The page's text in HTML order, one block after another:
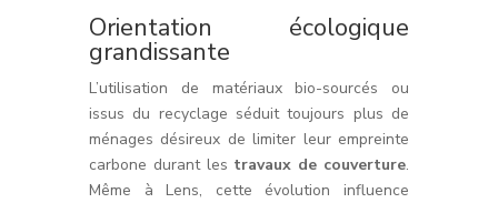
Orientation écologique
grandissante
L’utilisation de matériaux bio-sourcés ou
issus du recyclage séduit toujours plus de
ménages désireux de limiter leur empreinte
carbone durant les travaux de couverture.
Même à Lens, cette évolution influence